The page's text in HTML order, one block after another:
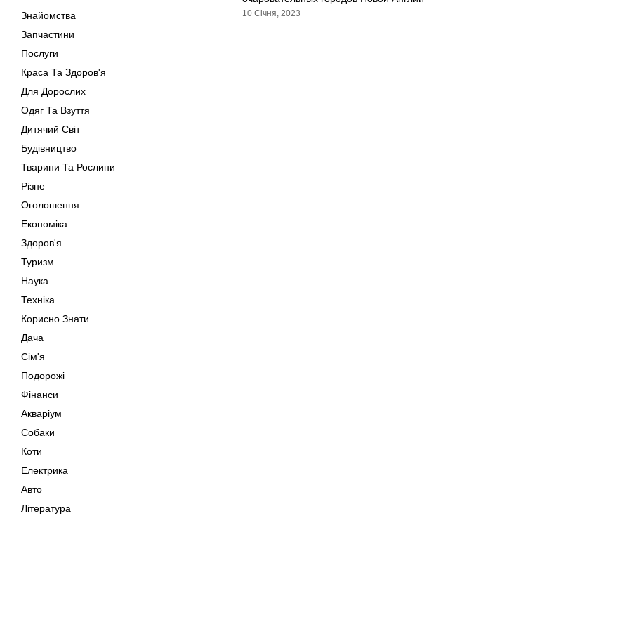
Знайомства
Запчастини
Послуги
Краса Та Здоров'я
Для Дорослих
Одяг Та Взуття
Дитячий Світ
Будівництво
Тварини Та Рослини
Різне
Оголошення
Економіка
Здоров'я
Туризм
Наука
Техніка
Корисно Знати
Дача
Сім'я
Подорожі
Фінанси
Акваріум
Собаки
Коти
Електрика
Авто
Література
Музика
10 Січня, 2023